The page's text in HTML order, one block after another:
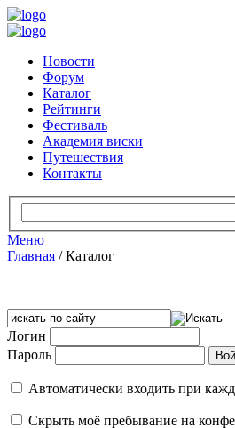
Новости
Форум
Каталог
Рейтинги
Фестиваль
Академия виски
Путешествия
Контакты
Меню
Главная /Каталог
Логин
Пароль
Автоматически входить при
Скрыть моё пребывание на